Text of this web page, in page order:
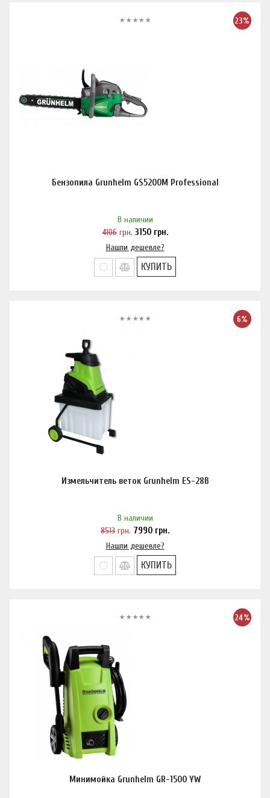
23%
Бензопила Grunhelm GS5200M Professional
В наличии
4106грн. 3150грн.
Нашли дешевле?
КУПИТЬ
6%
Измельчитель веток Grunhelm ES-28B
В наличии
8513 грн. 7990 грн.
Нашли дешевле?
КУПИТЬ
24%
Минимойка Grunhelm GR-1500 YW